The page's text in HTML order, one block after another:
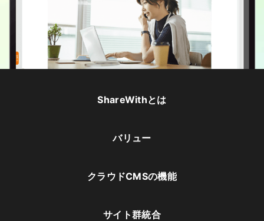
ShareWithとは
バリュー
クラウドCMSの機能
サイト群統合